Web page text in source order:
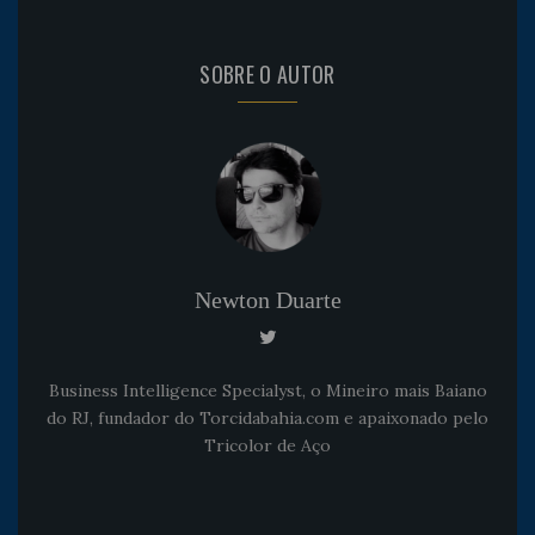
SOBRE O AUTOR
Newton Duarte
Business Intelligence Specialyst, o Mineiro mais Baiano
do RJ, fundador do Torcidabahia.com e apaixonado pelo
Tricolor de Aço